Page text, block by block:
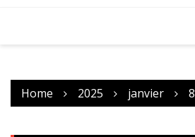
Home 2025 janvier 8